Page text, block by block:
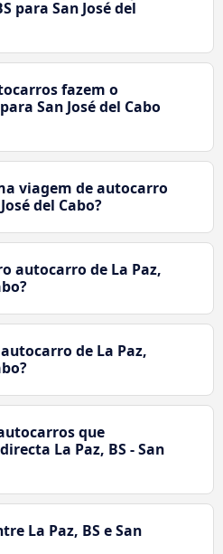
para San José del
fazem o
San José del Cabo
viagem de autocarro
del Cabo?
autocarro de La Paz,
de La Paz,
que
La Paz, BS - San
La Paz, BS e San